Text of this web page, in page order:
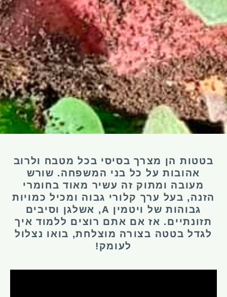
בטטות הן מצרך בסיסי בכל מטבח ולרוב
אהובות על כל בני המשפחה. שורש
מעובה ומתוק זה עשיר מאוד בחומרי
הזנה, בעל ערך קלורי גבוה ומכיל כמויות
גבוהות של ויטמין A, אשלגן וסיבים
תזונתיים. אז אם אתם רוצים ללמוד איך
לגדל בטטה בצורה מוצלחת, בואו נצלול
לעומק!